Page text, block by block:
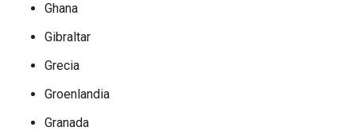
Ghana
Gibraltar
Grecia
Groenlandia
Granada